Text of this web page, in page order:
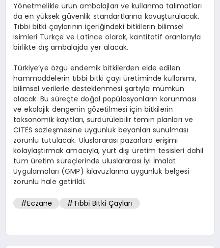
Yönetmelikle ürün ambalajları ve kullanma talimatları
da en yüksek güvenlik standartlarına kavuşturulacak.
Tıbbi bitki çaylarının içeriğindeki bitkilerin bilimsel
isimleri Türkçe ve Latince olarak, kantitatif oranlarıyla
birlikte dış ambalajda yer alacak.
Türkiye’ye özgü endemik bitkilerden elde edilen
hammaddelerin tıbbi bitki çayı üretiminde kullanımı,
bilimsel verilerle desteklenmesi şartıyla mümkün
olacak. Bu süreçte doğal popülasyonların korunması
ve ekolojik dengenin gözetilmesi için bitkilerin
taksonomik kayıtları, sürdürülebilir temin planları ve
CITES sözleşmesine uygunluk beyanları sunulması
zorunlu tutulacak. Uluslararası pazarlara erişimi
kolaylaştırmak amacıyla, yurt dışı üretim tesisleri dahil
tüm üretim süreçlerinde uluslararası İyi İmalat
Uygulamaları (GMP) kılavuzlarına uygunluk belgesi
zorunlu hale getirildi.
#Eczane #Tıbbi Bitki Çayları